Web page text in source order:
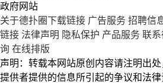
政府网站
关于德扑圈下载链接 广告服务 招聘信
链接 法律声明 隐私保护 产品服务 联
询 在线排版
声明：转载本网站原创内容请注明出
提供者提供的信息所引起的争议和法律